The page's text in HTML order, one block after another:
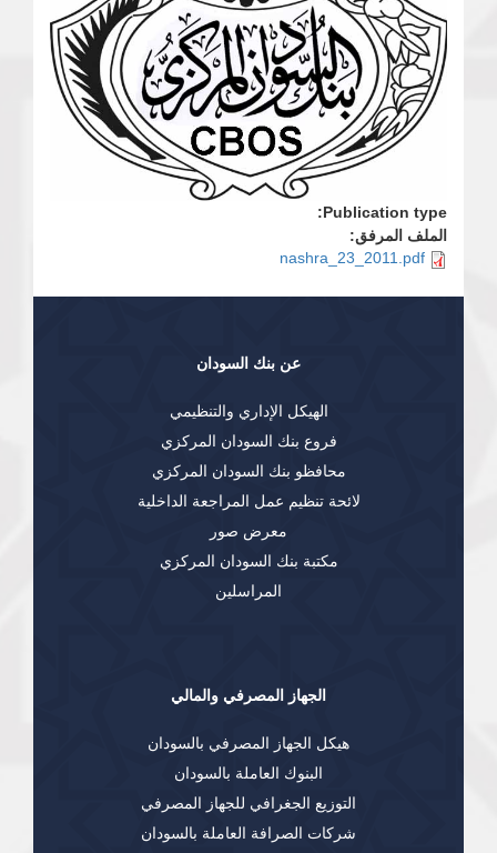
Publication type:
الملف المرفق:
nashra_23_2011.pdf
عن بنك السودان
الهيكل الإداري والتنظيمي
فروع بنك السودان المركزي
محافظو بنك السودان المركزي
لائحة تنظيم عمل المراجعة الداخلية
معرض صور
مكتبة بنك السودان المركزي
المراسلين
الجهاز المصرفي والمالي
هيكل الجهاز المصرفي بالسودان
البنوك العاملة بالسودان
التوزيع الجغرافي للجهاز المصرفي
شركات الصرافة العاملة بالسودان